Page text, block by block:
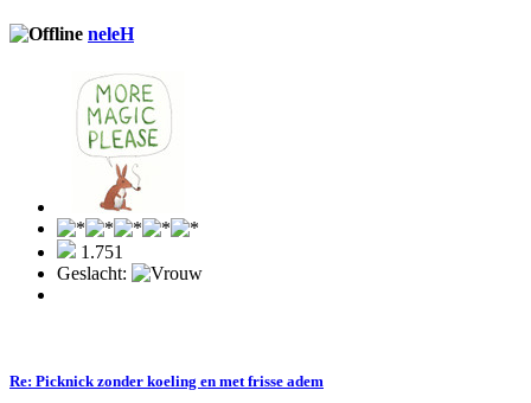
neleH
1.751
Geslacht:
Re: Picknick zonder koeling en met frisse adem